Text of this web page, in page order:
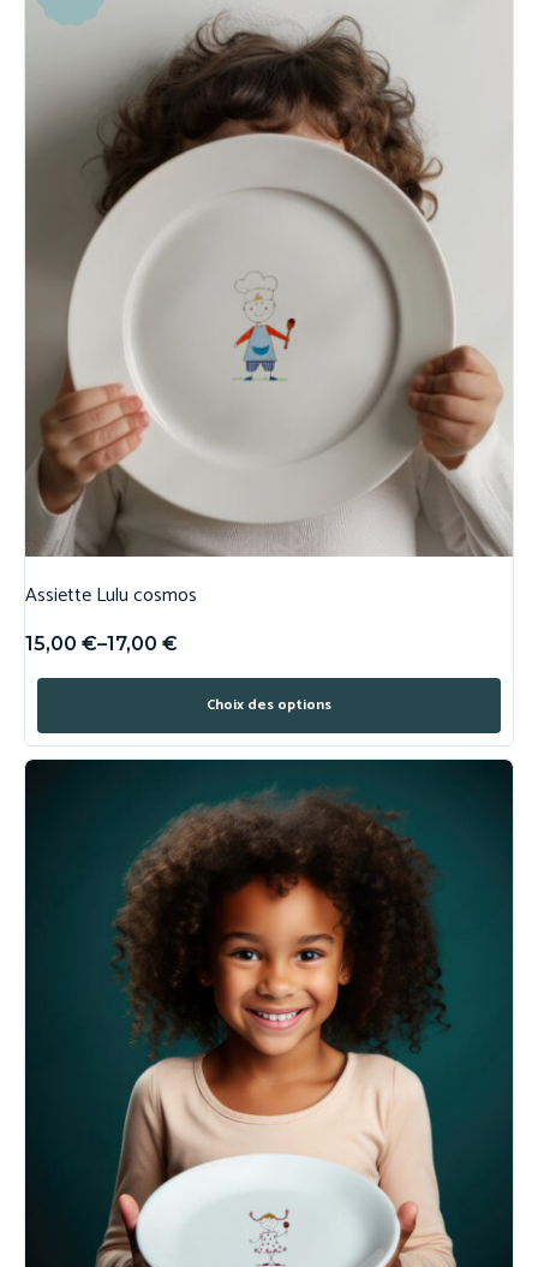
Assiette Lulu cosmos
15,00 €–17,00 €
Choix des options